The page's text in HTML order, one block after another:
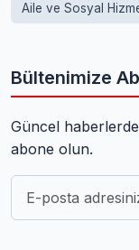
Aile ve Sosyal
Bültenimize
Güncel
abone olun.